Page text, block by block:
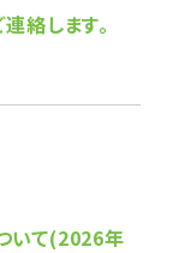
絡します。
いて(2026年